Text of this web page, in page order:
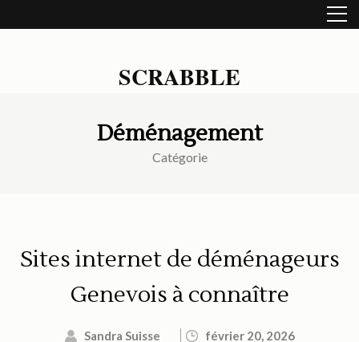
au
SCRABBLE
Déménagement
Catégorie
Sites internet de déménageurs
Genevois à connaître
Sandra Suisse
février 20, 2026